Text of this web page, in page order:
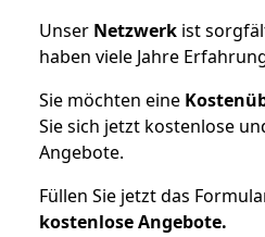
Unser Netzwerk ist
haben viele Jahre
Sie möchten eine
Sie sich jetzt kostenlose
Angebote.
Füllen Sie jetzt das
kostenloseAngebote.